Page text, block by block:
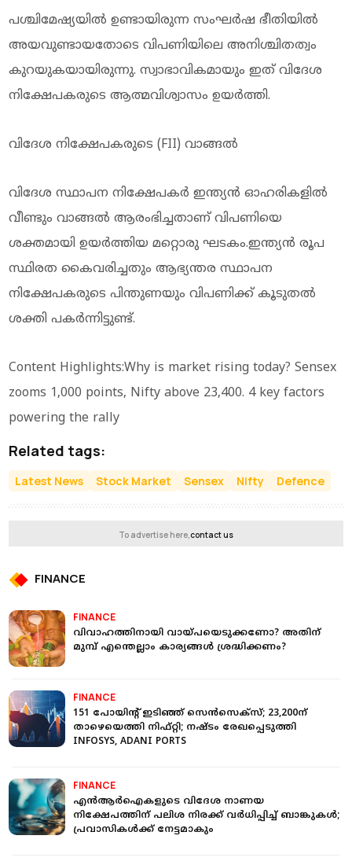
പശ്ചിമേഷ്യയിൽ ഉണ്ടായിരുന്ന സംഘർഷ ഭീതിയിൽ
അയവുണ്ടായതോടെ വിപണിയിലെ അനിശ്ചിതത്വം
കുറയുകയായിരുന്നു. സ്വാഭാവികമായും ഇത് വിദേശ
നിക്ഷേപകരുടെ ആത്മവിശ്വാസം ഉയർത്തി.
വിദേശ നിക്ഷേപകരുടെ (FII) വാങ്ങൽ
വിദേശ സ്ഥാപന നിക്ഷേപകർ ഇന്ത്യൻ ഓഹരികളിൽ
വീണ്ടും വാങ്ങൽ ആരംഭിച്ചതാണ് വിപണിയെ
ശക്തമായി ഉയർത്തിയ മറ്റൊരു ഘടകം.ഇന്ത്യൻ രൂപ
സ്ഥിരത കൈവരിച്ചതും ആഭ്യന്തര സ്ഥാപന
നിക്ഷേപകരുടെ പിന്തുണയും വിപണിക്ക് കൂടുതൽ
ശക്തി പകർന്നിട്ടുണ്ട്.
Content Highlights:Why is market rising today? Sensex
zooms 1,000 points, Nifty above 23,400. 4 key factors
powering the rally
Related tags:
Latest News Stock Market Sensex Nifty Defence
To advertise here,contact us
FINANCE
FINANCE
വിവാഹത്തിനായി വായ്പയെടുക്കണോ? അതിന്
മുമ്പ് എന്തെല്ലാം കാര്യങ്ങള്‍ ശ്രദ്ധിക്കണം?
FINANCE
151 പോയിന്റ് ഇടിഞ്ഞ് സെന്‍സെക്‌സ്; 23,200ന്
താഴെയെത്തി നിഫ്റ്റി; നഷ്ടം രേഖപ്പെടുത്തി
INFOSYS, ADANI PORTS
FINANCE
എന്‍ആര്‍ഐകളുടെ വിദേശ നാണയ
നിക്ഷേപത്തിന് പലിശ നിരക്ക് വര്‍ധിപ്പിച്ച് ബാങ്കുകള്‍;
പ്രവാസികള്‍ക്ക് നേട്ടമാകും